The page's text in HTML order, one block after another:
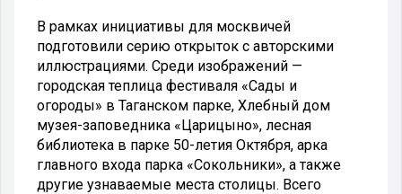
В рамках инициативы для москвичей
подготовили серию открыток с авторскими
иллюстрациями. Среди изображений —
городская теплица фестиваля «Сады и
огороды» в Таганском парке, Хлебный дом
музея-заповедника «Царицыно», лесная
библиотека в парке 50-летия Октября, арка
главного входа парка «Сокольники», а также
другие узнаваемые места столицы. Всего